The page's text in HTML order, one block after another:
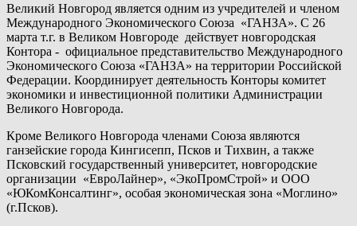
Великий Новгород является одним из учредителей и членом
Международного Экономического Союза «ГАНЗА». С 26
марта т.г. в Великом Новгороде действует новгородская
Контора - официальное представительство Международного
Экономического Союза «ГАНЗА» на территории Российской
Федерации. Координирует деятельность Конторы комитет
экономики и инвестиционной политики Администрации
Великого Новгорода.
Кроме Великого Новгорода членами Союза являются
ганзейские города Кингисепп, Псков и Тихвин, а также
Псковский государственный университет, новгородские
организации «ЕвроЛайнер», «ЭкоПромСтрой» и ООО
«ЮКомКонсалтинг», особая экономическая зона «Моглино»
(г.Псков).